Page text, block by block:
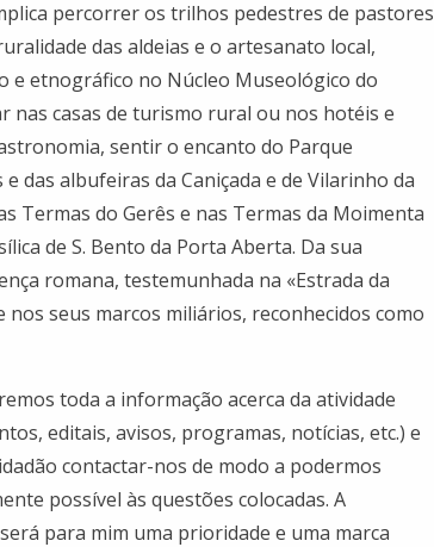
percorrer os trilhos pedestres de pastores
das aldeias e o artesanato local,
e etnográfico no Núcleo Museológico do
nas casas de turismo rural ou nos hotéis e
sentir o encanto do Parque
das albufeiras da Caniçada e de Vilarinho da
Termas do Gerês e nas Termas da Moimenta
de S. Bento da Porta Aberta. Da sua
romana, testemunhada na «Estrada da
nos seus marcos miliários, reconhecidos como
toda a informação acerca da atividade
editais, avisos, programas, notícias, etc.) e
contactar-nos de modo a podermos
possível às questões colocadas. A
para mim uma prioridade e uma marca